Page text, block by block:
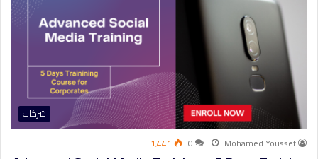
شركات
Mohamed Youssef
0 1٬441